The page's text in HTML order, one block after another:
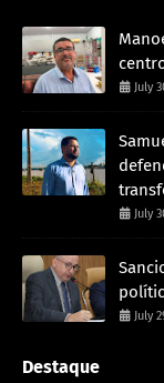
July
July
July
Destaque